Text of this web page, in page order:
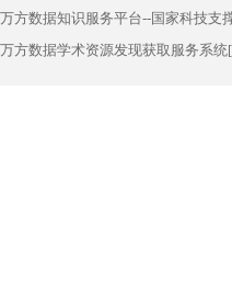
万方数据知识服务平台--国家科技支
万方数据学术资源发现获取服务系